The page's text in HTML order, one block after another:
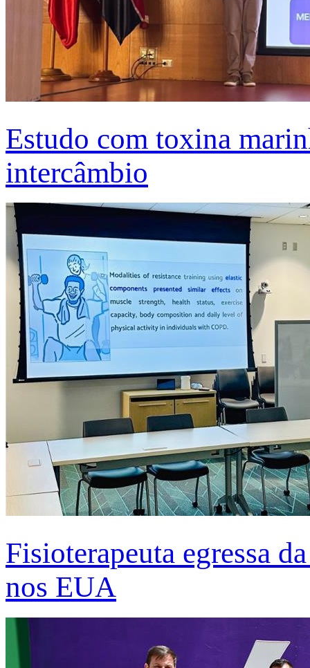
Estudo com toxina
intercâmbio
Fisioterapeuta egressa
nos EUA